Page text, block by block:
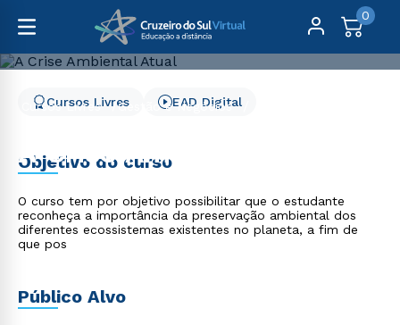
0
Cursos Livres
Gestão e Negócios
A Crise Ambiental Atual
Cursos Livres EAD Digital
Objetivo do curso
O curso tem por objetivo possibilitar que o estudante
reconheça a importância da preservação ambiental dos
diferentes ecossistemas existentes no planeta, a fim de
que pos
Público Alvo